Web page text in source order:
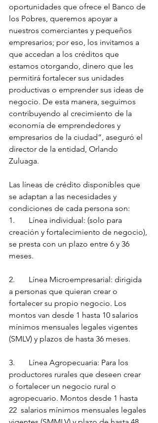
oportunidades que ofrece el Banco de
los Pobres, queremos apoyar a
nuestros comerciantes y pequeños
empresarios; por eso, los invitamos a
que accedan a los créditos que
estamos otorgando, dinero que les
permitirá fortalecer sus unidades
productivas o emprender sus ideas de
negocio. De esta manera, seguimos
contribuyendo al crecimiento de la
economía de emprendedores y
empresarios de la ciudad”, aseguró el
director de la entidad, Orlando
Zuluaga.
Las líneas de crédito disponibles que
se adaptan a las necesidades y
condiciones de cada persona son:
1.	Línea individual: (solo para
creación y fortalecimiento de negocio),
se presta con un plazo entre 6 y 36
meses.
2.	Línea Microempresarial: dirigida
a personas que quieran crear o
fortalecer su propio negocio. Los
montos van desde 1 hasta 10 salarios
mínimos mensuales legales vigentes
(SMLV) y plazos de hasta 36 meses.
3.	Línea Agropecuaria: Para los
productores rurales que deseen crear
o fortalecer un negocio rural o
agropecuario. Montos desde 1 hasta
22  salarios mínimos mensuales legales